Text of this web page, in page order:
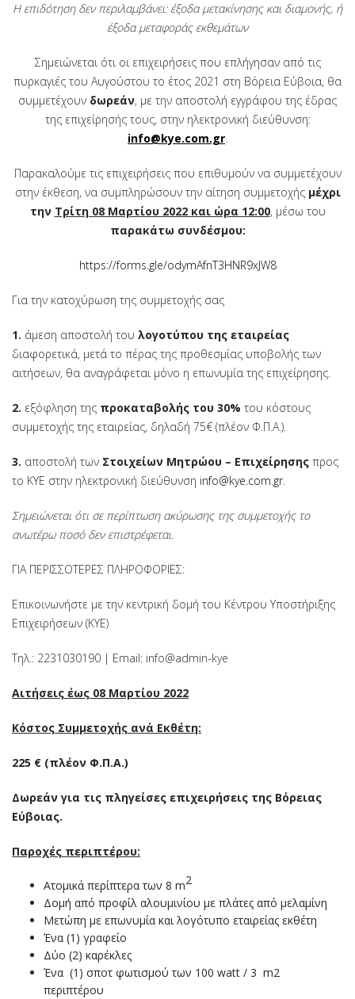
Η επιδότηση δεν περιλαμβάνει: έξοδα μετακίνησης και διαμονής, ή
έξοδα μεταφοράς εκθεμάτων
Σημειώνεται ότι οι επιχειρήσεις που επλήγησαν από τις
πυρκαγιές του Αυγούστου το έτος 2021 στη Βόρεια Εύβοια, θα
συμμετέχουν δωρεάν, με την αποστολή εγγράφου της έδρας
της επιχείρησής τους, στην ηλεκτρονική διεύθυνση:
info@kye.com.gr.
Παρακαλούμε τις επιχειρήσεις που επιθυμούν να συμμετέχουν
στην έκθεση, να συμπληρώσουν την αίτηση συμμετοχής μέχρι
την Τρίτη 08 Μαρτίου 2022 και ώρα 12:00, μέσω του
παρακάτω συνδέσμου:
https://forms.gle/odymAfnT3HNR9xJW8
Για την κατοχύρωση της συμμετοχής σας
1. άμεση αποστολή του λογοτύπου της εταιρείας
διαφορετικά, μετά το πέρας της προθεσμίας υποβολής των
αιτήσεων, θα αναγράφεται μόνο η επωνυμία της επιχείρησης.
2. εξόφληση της προκαταβολής του 30% του κόστους
συμμετοχής της εταιρείας, δηλαδή 75€ (πλέον Φ.Π.Α.).
3. αποστολή των Στοιχείων Μητρώου – Επιχείρησης προς
το ΚΥΕ στην ηλεκτρονική διεύθυνση info@kye.com.gr.
Σημειώνεται ότι σε περίπτωση ακύρωσης της συμμετοχής το
ανωτέρω ποσό δεν επιστρέφεται.
ΓΙΑ ΠΕΡΙΣΣΟΤΕΡΕΣ ΠΛΗΡΟΦΟΡΙΕΣ:
Επικοινωνήστε με την κεντρική δομή του Κέντρου Υποστήριξης
Επιχειρήσεων (ΚΥΕ)
Τηλ.: 2231030190 | Email: info@admin-kye
Αιτήσεις έως 08 Μαρτίου 2022
Κόστος Συμμετοχής ανά Εκθέτη:
225 € (πλέον Φ.Π.Α.)
Δωρεάν για τις πληγείσες επιχειρήσεις της Βόρειας
Εύβοιας.
Παροχές περιπτέρου:
Ατομικά περίπτερα των 8 m2
Δομή από προφίλ αλουμινίου με πλάτες από μελαμίνη
Μετώπη με επωνυμία και λογότυπο εταιρείας εκθέτη
Ένα (1) γραφείο
Δύο (2) καρέκλες
Ένα (1) σποτ φωτισμού των 100 watt / 3 m2
περιπτέρου